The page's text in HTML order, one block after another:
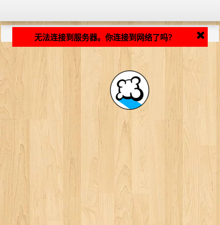
无法连接到服务器。你连接到网络了吗？
加载中... ...